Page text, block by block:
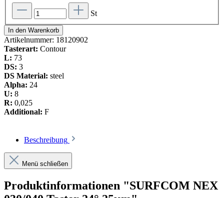
St
In den Warenkorb
Artikelnummer: 18120902
Tasterart: Contour
L: 73
DS: 3
DS Material: steel
Alpha: 24
U: 8
R: 0,025
Additional: F
Beschreibung
Menü schließen
Produktinformationen "SURFCOM NEX